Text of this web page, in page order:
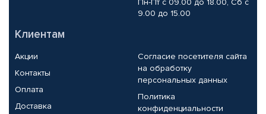
9.00 до 15.00
Клиентам
Акции
Контакты
Оплата
Доставка
Согласие посетителя сайта
на обработку
персональных данных
Политика
конфиденциальности